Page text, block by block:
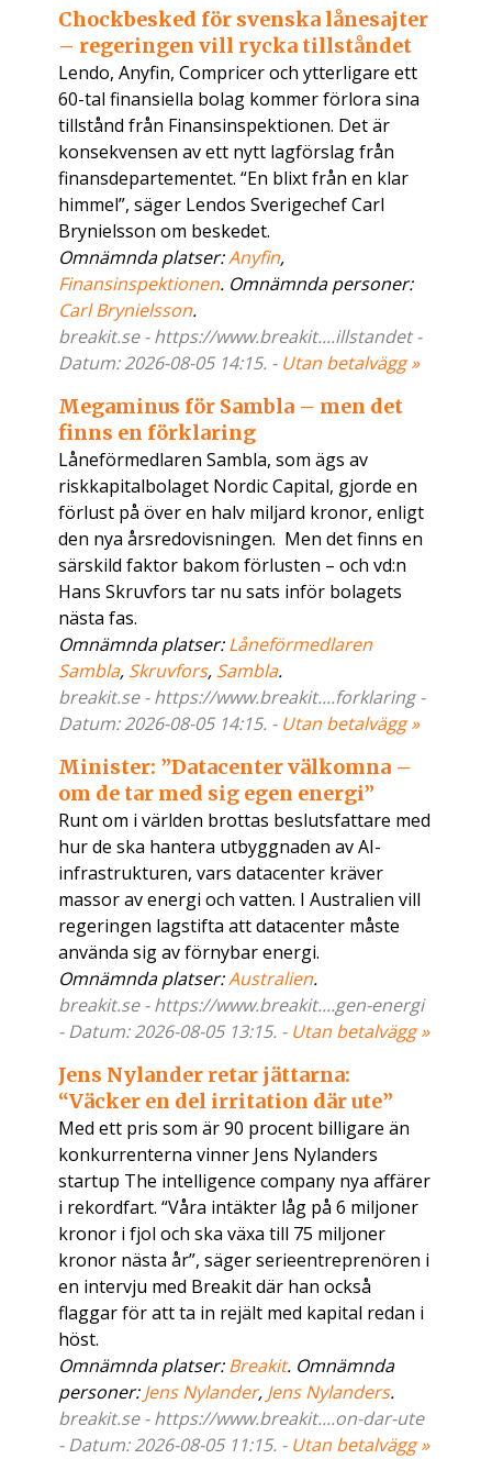
Chockbesked för svenska lånesajter
– regeringen vill rycka tillståndet
Lendo, Anyfin, Compricer och ytterligare ett
60-tal finansiella bolag kommer förlora sina
tillstånd från Finansinspektionen. Det är
konsekvensen av ett nytt lagförslag från
finansdepartementet. “En blixt från en klar
himmel”, säger Lendos Sverigechef Carl
Brynielsson om beskedet.
Omnämnda platser:Anyfin,
Finansinspektionen. Omnämnda personer:
Carl Brynielsson.
breakit.se - https://www.breakit....illstandet -
Datum: 2026-08-05 14:15. - Utan betalvägg »
Megaminus för Sambla – men det
finns en förklaring
Låneförmedlaren Sambla, som ägs av
riskkapitalbolaget Nordic Capital, gjorde en
förlust på över en halv miljard kronor, enligt
den nya årsredovisningen. Men det finns en
särskild faktor bakom förlusten – och vd:n
Hans Skruvfors tar nu sats inför bolagets
nästa fas.
Omnämnda platser:Låneförmedlaren
Sambla, Skruvfors, Sambla.
breakit.se - https://www.breakit....forklaring -
Datum: 2026-08-05 14:15. - Utan betalvägg »
Minister: ”Datacenter välkomna –
om de tar med sig egen energi”
Runt om i världen brottas beslutsfattare med
hur de ska hantera utbyggnaden av AI-
infrastrukturen, vars datacenter kräver
massor av energi och vatten. I Australien vill
regeringen lagstifta att datacenter måste
använda sig av förnybar energi.
Omnämnda platser:Australien.
breakit.se - https://www.breakit....gen-energi
- Datum: 2026-08-05 13:15. - Utan betalvägg »
Jens Nylander retar jättarna:
“Väcker en del irritation där ute”
Med ett pris som är 90 procent billigare än
konkurrenterna vinner Jens Nylanders
startup The intelligence company nya affärer
i rekordfart. “Våra intäkter låg på 6 miljoner
kronor i fjol och ska växa till 75 miljoner
kronor nästa år”, säger serieentreprenören i
en intervju med Breakit där han också
flaggar för att ta in rejält med kapital redan i
höst.
Omnämnda platser:Breakit. Omnämnda
personer:Jens Nylander, Jens Nylanders.
breakit.se - https://www.breakit....on-dar-ute
- Datum: 2026-08-05 11:15. - Utan betalvägg »